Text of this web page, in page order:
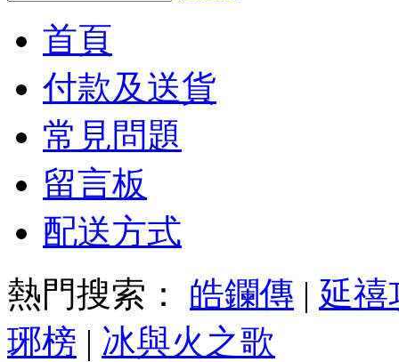
首頁
付款及送貨
常見問題
留言板
配送方式
熱門搜索： 皓鑭傳 | 延禧
琊榜 | 冰與火之歌